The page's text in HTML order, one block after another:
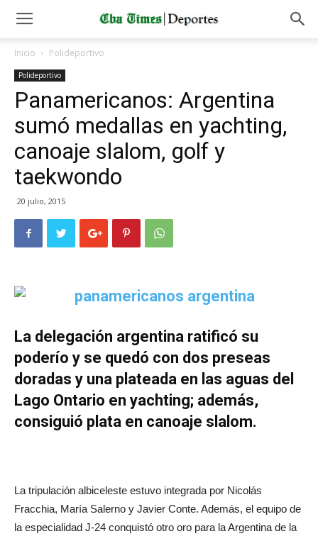
Inicio Polideportivo
Polideportivo
Panamericanos: Argentina
sumó medallas en yachting,
canoaje slalom, golf y
taekwondo
20 julio, 2015
La delegación argentina ratificó su
poderío y se quedó con dos preseas
doradas y una plateada en las aguas del
Lago Ontario en yachting; además,
consiguió plata en canoaje slalom.
La tripulación albiceleste estuvo integrada por Nicolás
Fracchia, María Salerno y Javier Conte. Además, el equipo de
la especialidad J-24 conquistó otro oro para la Argentina de la